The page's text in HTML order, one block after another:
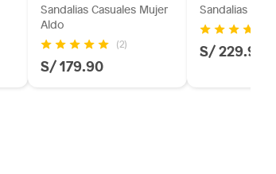
Sandalias Casuales Mujer
Aldo
(2)
S/ 179.90
Sandalias
S/ 229.90